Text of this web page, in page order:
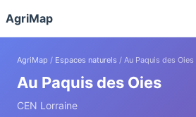
AgriMap
AgriMap / Espaces naturels / Au Paquis des Oies
Au Paquis des Oies
CEN Lorraine